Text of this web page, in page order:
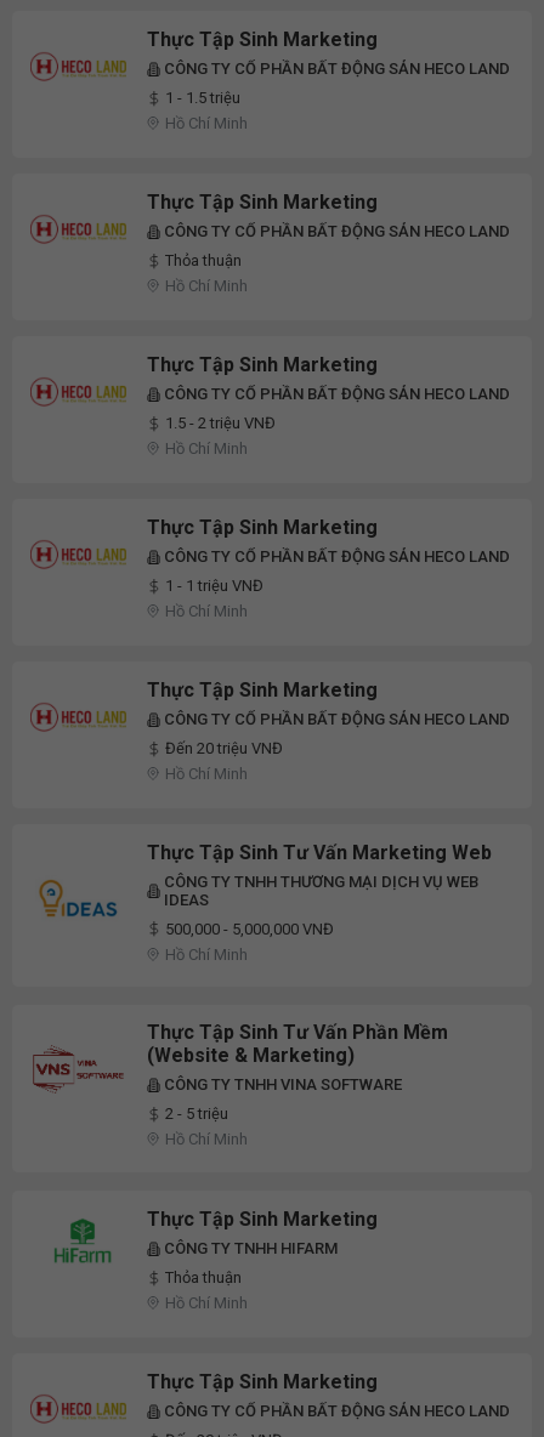
Thực Tập Sinh Marketing
CÔNG TY CỔ PHẦN BẤT ĐỘNG SẢN HECO LAND
1 - 1.5 triệu
Hồ Chí Minh
Thực Tập Sinh Marketing
CÔNG TY CỔ PHẦN BẤT ĐỘNG SẢN HECO LAND
Thỏa thuận
Hồ Chí Minh
Thực Tập Sinh Marketing
CÔNG TY CỔ PHẦN BẤT ĐỘNG SẢN HECO LAND
1.5 - 2 triệu VNĐ
Hồ Chí Minh
Thực Tập Sinh Marketing
CÔNG TY CỔ PHẦN BẤT ĐỘNG SẢN HECO LAND
1 - 1 triệu VNĐ
Hồ Chí Minh
Thực Tập Sinh Marketing
CÔNG TY CỔ PHẦN BẤT ĐỘNG SẢN HECO LAND
Đến 20 triệu VNĐ
Hồ Chí Minh
Thực Tập Sinh Tư Vấn Marketing Web
CÔNG TY TNHH THƯƠNG MẠI DỊCH VỤ WEB
IDEAS
500,000 - 5,000,000 VNĐ
Hồ Chí Minh
Thực Tập Sinh Tư Vấn Phần Mềm
(Website & Marketing)
CÔNG TY TNHH VINA SOFTWARE
2 - 5 triệu
Hồ Chí Minh
Thực Tập Sinh Marketing
CÔNG TY TNHH HIFARM
Thỏa thuận
Hồ Chí Minh
Thực Tập Sinh Marketing
CÔNG TY CỔ PHẦN BẤT ĐỘNG SẢN HECO LAND